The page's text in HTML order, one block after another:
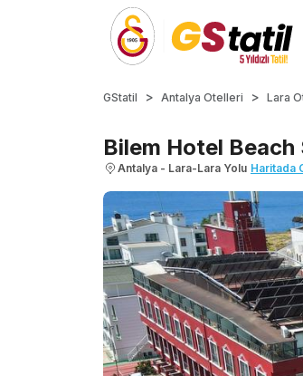
GStatil Antalya Otelleri Lara
Bilem Hotel Beach
Antalya - Lara-Lara Yolu Haritada